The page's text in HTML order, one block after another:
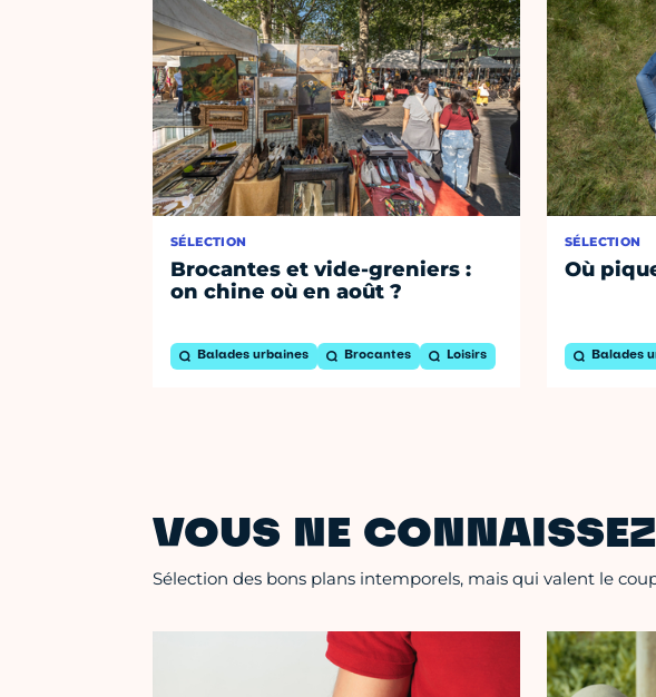
SÉLECTION
Brocantes et vide-greniers :
on chine où en août ?
Balades urbaines Brocantes Loisirs
SÉLECTION
Où
Balades
VOUS NE
Sélection des bons plans intemporels, mais qui valent le